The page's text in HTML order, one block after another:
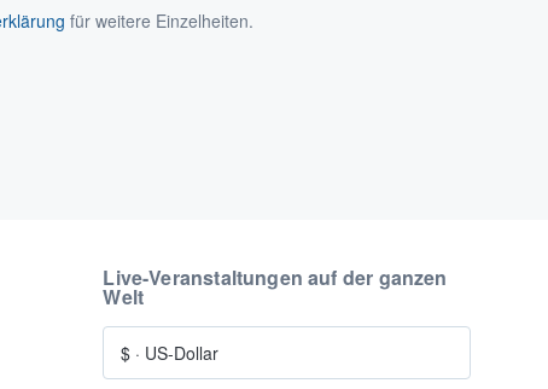
für weitere Einzelheiten.
Live-Veranstaltungen auf der ganzen
Welt
$ · US-Dollar